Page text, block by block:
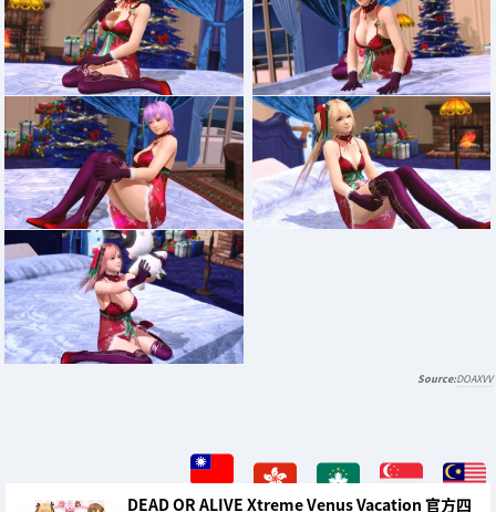
DOAXVV
DEAD OR ALIVE Xtreme Venus Vacation 官方四